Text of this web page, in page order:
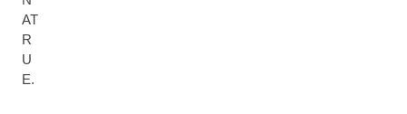
AT
R
U
E.